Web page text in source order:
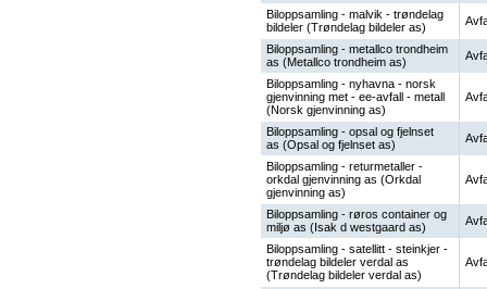
Biloppsamling - malvik - trøndelag
bildeler (Trøndelag bildeler as)
Biloppsamling - metallco trondheim
as (Metallco trondheim as)
Biloppsamling - nyhavna - norsk
gjenvinning met - ee-avfall - metall
(Norsk gjenvinning as)
Biloppsamling - opsal og fjelnset
as (Opsal og fjelnset as)
Biloppsamling - returmetaller -
orkdal gjenvinning as (Orkdal
gjenvinning as)
Biloppsamling - røros container og
miljø as (Isak d westgaard as)
Biloppsamling - satellitt - steinkjer -
trøndelag bildeler verdal as
(Trøndelag bildeler verdal as)